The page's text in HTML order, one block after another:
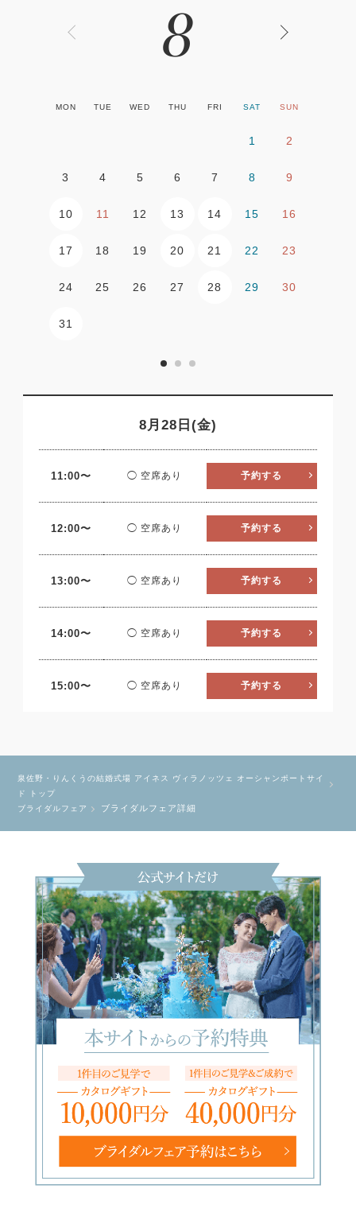
8
MON TUE WED THU FRI SAT SUN
1 2
3 4 5 6 7 8 9
10 11 12 13 14 15 16
17 18 19 20 21 22 23
24 25 26 27 28 29 30
31
8月28日(金)
11:00〜 ◯ 空席あり 予約する
12:00〜 ◯ 空席あり 予約する
13:00〜 ◯ 空席あり 予約する
14:00〜 ◯ 空席あり 予約する
15:00〜 ◯ 空席あり 予約する
泉佐野・りんくうの結婚式場 アイネス ヴィラノッツェ オーシャンポートサイ
ド トップ
ブライダルフェア
ブライダルフェア詳細